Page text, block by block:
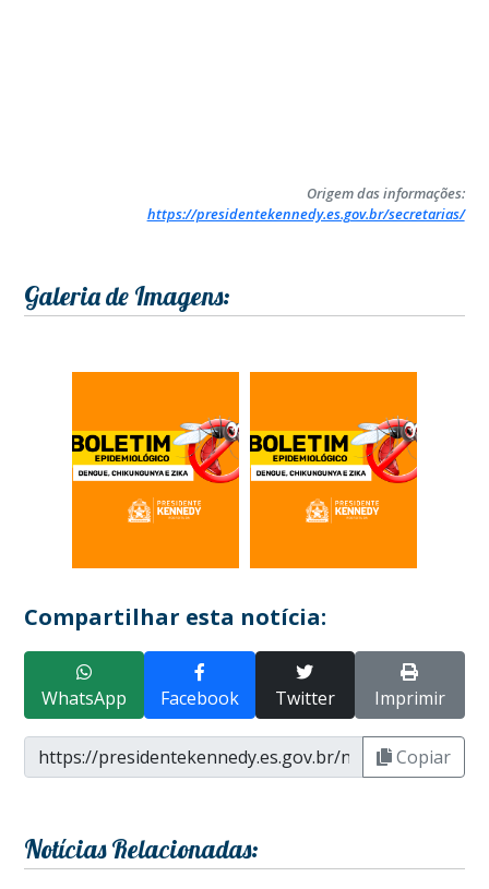
Origem das informações:
https://presidentekennedy.es.gov.br/secretarias/
Galeria de Imagens:
Compartilhar esta notícia:
WhatsApp Facebook Twitter Imprimir
Copiar
Notícias Relacionadas: